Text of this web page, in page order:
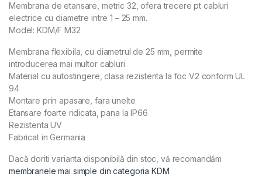
Membrana de etansare, metric 32, ofera trecere pt cabluri
electrice cu diametre intre 1 – 25 mm.
Model: KDM/F M32
Membrana flexibila, cu diametrul de 25 mm, permite
introducerea mai multor cabluri
Material cu autostingere, clasa rezistenta la foc V2 conform UL
94
Montare prin apasare, fara unelte
Etansare foarte ridicata, pana la IP66
Rezistenta UV
Fabricat in Germania
Dacă doriti varianta disponibilă din stoc, vă recomandăm
membranele mai simple din categoria KDM